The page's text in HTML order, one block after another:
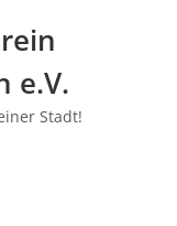
e.V.
Stadt!